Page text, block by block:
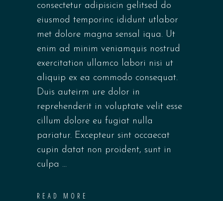
consectetur adipisicin gelitsed do
eiusmod temporinc ididunt utlabor
met dolore magna sensal iqua. Ut
enim ad minim veniamquis nostrud
exercitation ullamco labori nisi ut
aliquip ex ea commodo consequat.
Duis auteirm ure dolor in
reprehenderit in voluptate velit esse
cillum dolore eu fugiat nulla
pariatur. Excepteur sint occaecat
cupin datat non proident, sunt in
culpa
READ MORE